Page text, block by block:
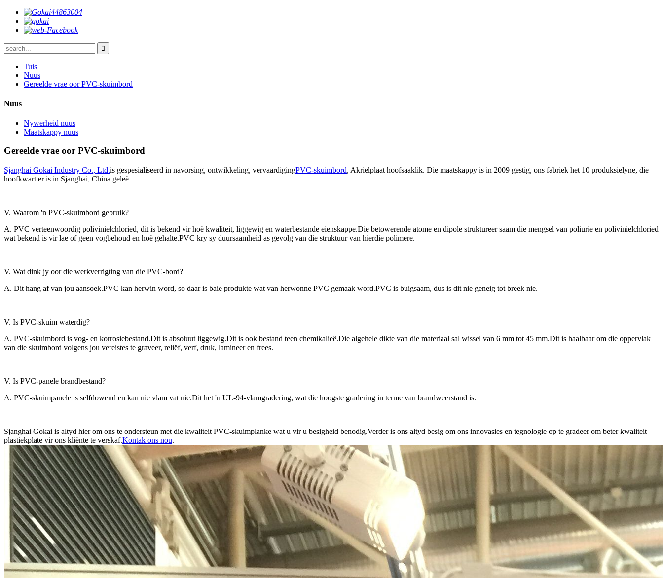
Tuis
Nuus
Gereelde vrae oor PVC-skuimbord
Nuus
Nywerheid nuus
Maatskappy nuus
Gereelde vrae oor PVC-skuimbord
Sjanghai Gokai Industry Co., Ltd.is gespesialiseerd in navorsing, ontwikkeling, vervaardigingPVC-skuimbord, Akrielplaat hoofsaaklik. Die maatskappy is in 2009 gestig, ons fabriek het 10 produksielyne, die
hoofkwartier is in Sjanghai, China geleë.
V. Waarom 'n PVC-skuimbord gebruik?
A. PVC verteenwoordig polivinielchloried, dit is bekend vir hoë kwaliteit, liggewig en waterbestande eienskappe.Die betowerende atome en dipole struktureer saam die mengsel van poliurie en polivinielchloried
wat bekend is vir lae of geen vogbehoud en hoë gehalte.PVC kry sy duursaamheid as gevolg van die struktuur van hierdie polimere.
V. Wat dink jy oor die werkverrigting van die PVC-bord?
A. Dit hang af van jou aansoek.PVC kan herwin word, so daar is baie produkte wat van herwonne PVC gemaak word.PVC is buigsaam, dus is dit nie geneig tot breek nie.
V. Is PVC-skuim waterdig?
A. PVC-skuimbord is vog- en korrosiebestand.Dit is absoluut liggewig.Dit is ook bestand teen chemikalieë.Die algehele dikte van die materiaal sal wissel van 6 mm tot 45 mm.Dit is haalbaar om die oppervlak
van die skuimbord volgens jou vereistes te graveer, reliëf, verf, druk, lamineer en frees.
V. Is PVC-panele brandbestand?
A. PVC-skuimpanele is selfdowend en kan nie vlam vat nie.Dit het 'n UL-94-vlamgradering, wat die hoogste gradering in terme van brandweerstand is.
Sjanghai Gokai is altyd hier om ons te ondersteun met die kwaliteit PVC-skuimplanke wat u vir u besigheid benodig.Verder is ons altyd besig om ons innovasies en tegnologie op te gradeer om beter kwaliteit
plastiekplate vir ons kliënte te verskaf.Kontak ons ​​nou.